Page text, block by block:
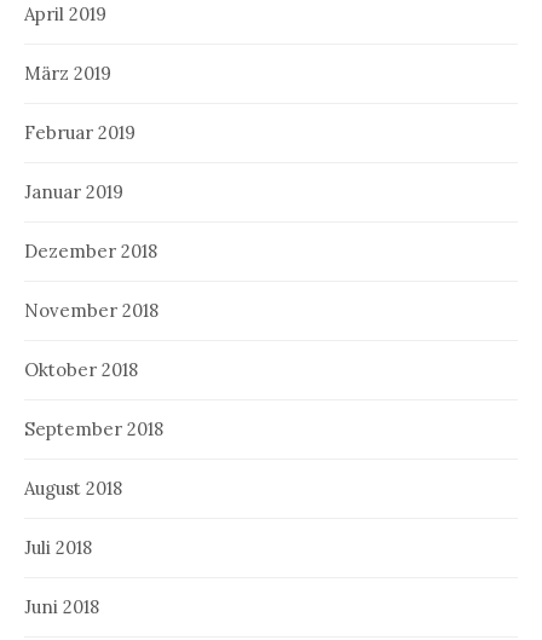
April 2019
März 2019
Februar 2019
Januar 2019
Dezember 2018
November 2018
Oktober 2018
September 2018
August 2018
Juli 2018
Juni 2018